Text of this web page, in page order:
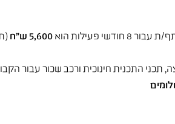
פעילות הוא
תכני התכנית חינוכית ורכב שכור עבור